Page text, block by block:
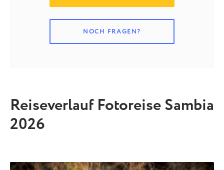
NOCH FRAGEN?
Reiseverlauf Fotoreise Sambia
2026